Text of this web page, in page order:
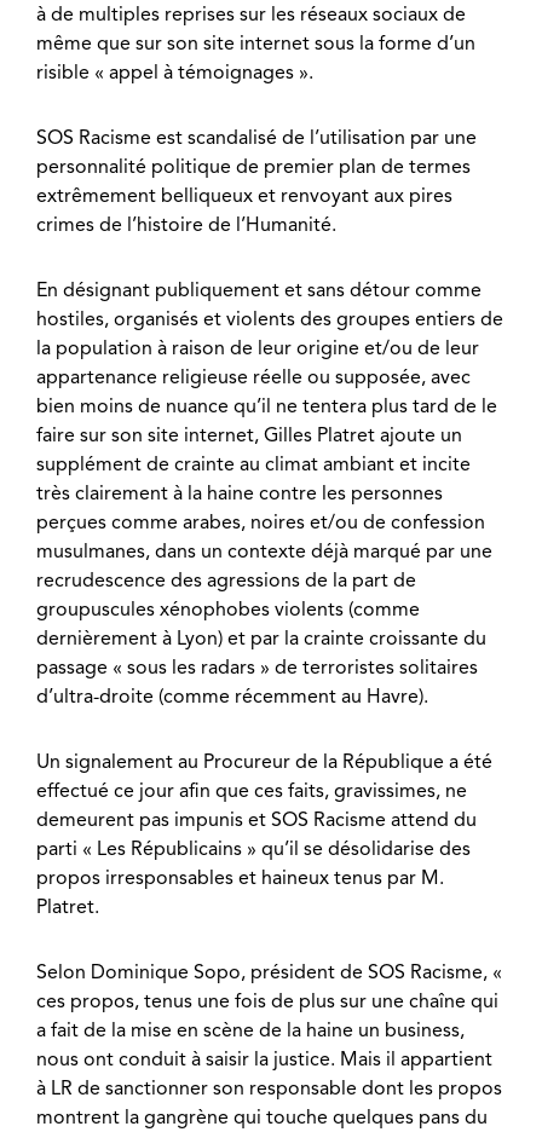
à de multiples reprises sur les réseaux sociaux de
même que sur son site internet sous la forme d’un
risible « appel à témoignages ».
SOS Racisme est scandalisé de l’utilisation par une
personnalité politique de premier plan de termes
extrêmement belliqueux et renvoyant aux pires
crimes de l’histoire de l’Humanité.
En désignant publiquement et sans détour comme
hostiles, organisés et violents des groupes entiers de
la population à raison de leur origine et/ou de leur
appartenance religieuse réelle ou supposée, avec
bien moins de nuance qu’il ne tentera plus tard de le
faire sur son site internet, Gilles Platret ajoute un
supplément de crainte au climat ambiant et incite
très clairement à la haine contre les personnes
perçues comme arabes, noires et/ou de confession
musulmanes, dans un contexte déjà marqué par une
recrudescence des agressions de la part de
groupuscules xénophobes violents (comme
dernièrement à Lyon) et par la crainte croissante du
passage « sous les radars » de terroristes solitaires
d’ultra-droite (comme récemment au Havre).
Un signalement au Procureur de la République a été
effectué ce jour afin que ces faits, gravissimes, ne
demeurent pas impunis et SOS Racisme attend du
parti « Les Républicains » qu’il se désolidarise des
propos irresponsables et haineux tenus par M.
Platret.
Selon Dominique Sopo, président de SOS Racisme, «
ces propos, tenus une fois de plus sur une chaîne qui
a fait de la mise en scène de la haine un business,
nous ont conduit à saisir la justice. Mais il appartient
à LR de sanctionner son responsable dont les propos
montrent la gangrène qui touche quelques pans du